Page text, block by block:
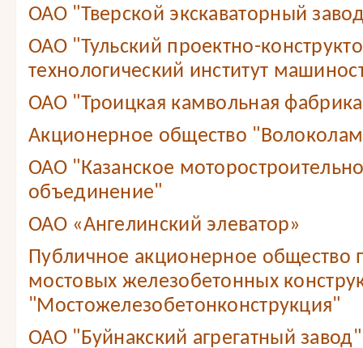
ОАО "Тверской экскаваторный
ОАО "Тульский проектно-
технологический институт
ОАО "Троицкая камвольная
Акционерное общество
ОАО "Казанское
объединение"
ОАО «Ангелинский элеватор»
Публичное акционерное общество
мостовых железобетонных
"Мостожелезобетонконструкция"
ОАО "Буйнакский агрегатный завод"